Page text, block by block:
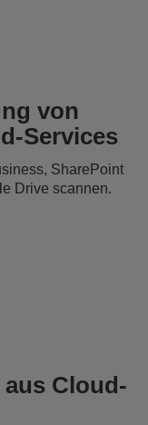
von
Services
SharePoint
Drive scannen.
Cloud-